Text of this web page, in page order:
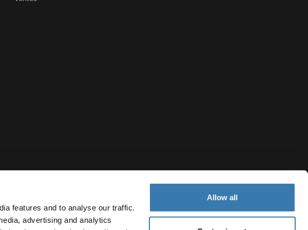
features and to analyse our traffic.
advertising and analytics
Allow all
styles de tentes et